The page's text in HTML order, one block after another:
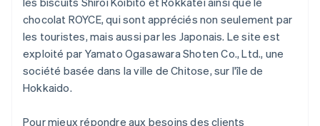
chocolat ROYCE, qui sont appréciés non seulement par
les touristes, mais aussi par les Japonais. Le site est
exploité par Yamato Ogasawara Shoten Co., Ltd., une
société basée dans la ville de Chitose, sur l'île de
Hokkaido.
Pour mieux répondre aux besoins des clients